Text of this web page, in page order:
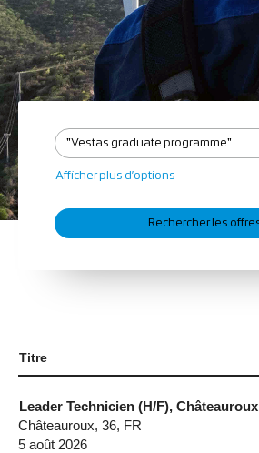
Afficher plus d’options
Titre
Leader Technicien (H/F), Châteauroux
Châteauroux, 36, FR
5 août 2026